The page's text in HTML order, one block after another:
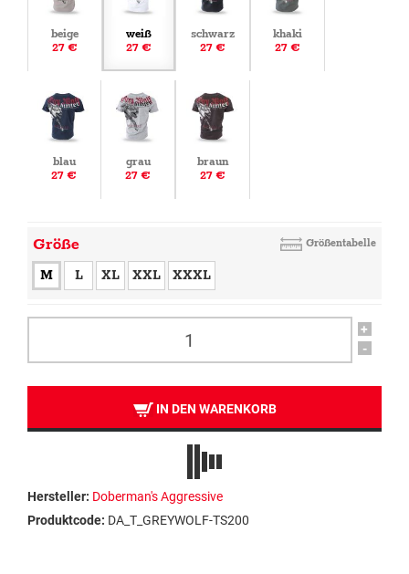
beige
27 €
weiß
27 €
schwarz
27 €
khaki
27 €
blau
27 €
grau
27 €
braun
27 €
Größe Größentabelle
M L XL XXL XXXL
+
-
IN DEN WARENKORB
Hersteller: Doberman's Aggressive
Produktcode: DA_T_GREYWOLF-TS200